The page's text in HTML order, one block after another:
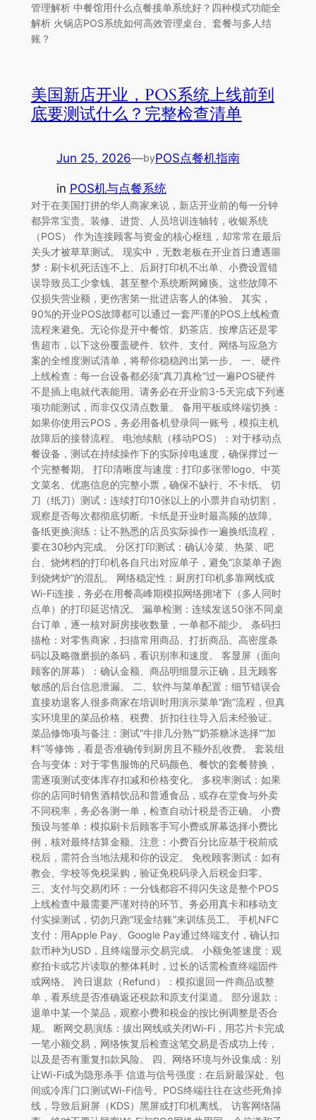
管理解析 中餐馆用什么点餐接单系统好？四种模式功能全
解析 火锅店POS系统如何高效管理桌台、套餐与多人结
账？
美国新店开业，POS系统上线前到
底要测试什么？完整检查清单
Jun 25, 2026—byPOS点餐机指南
in POS机与点餐系统
对于在美国打拼的华人商家来说，新店开业前的每一分钟
都异常宝贵。装修、进货、人员培训连轴转，收银系统
（POS） 作为连接顾客与资金的核心枢纽，却常常在最后
关头才被草草测试。 现实中，无数老板在开业首日遭遇噩
梦：刷卡机死活连不上、后厨打印机不出单、小费设置错
误导致员工少拿钱、甚至整个系统断网瘫痪。这些故障不
仅损失营业额，更伤害第一批进店客人的体验。 其实，
90%的开业POS故障都可以通过一套严谨的POS上线检查
流程来避免。无论你是开中餐馆、奶茶店、按摩店还是零
售超市，以下这份覆盖硬件、软件、支付、网络与应急方
案的全维度测试清单，将帮你稳稳跨出第一步。 一、硬件
上线检查：每一台设备都必须“真刀真枪”过一遍POS硬件
不是插上电就代表能用。请务必在开业前3-5天完成下列逐
项功能测试，而非仅仅清点数量。 备用平板或终端切换：
如果你使用云POS，务必用备机登录同一账号，模拟主机
故障后的接替流程。 电池续航（移动POS）：对于移动点
餐设备，测试在持续操作下的实际掉电速度，确保撑过一
个完整餐期。 打印清晰度与速度：打印多张带logo、中英
文菜名、优惠信息的完整小票，确保不缺行、不卡纸。 切
刀（纸刀）测试：连续打印10张以上的小票并自动切割，
观察是否每次都彻底切断。卡纸是开业时最高频的故障。
备纸更换演练：让不熟悉的店员实际操作一遍换纸流程，
要在30秒内完成。 分区打印测试：确认冷菜、热菜、吧
台、烧烤档的打印机各自只出对应单子，避免“凉菜单子跑
到烧烤炉”的混乱。 网络稳定性：厨房打印机多靠网线或
Wi-Fi连接，务必在用餐高峰期模拟网络拥堵下（多人同时
点单）的打印延迟情况。 漏单检测：连续发送50张不同桌
台订单，逐一核对厨房接收数量，一单都不能少。 条码扫
描枪：对零售商家，扫描常用商品、打折商品、高密度条
码以及略微磨损的条码，看识别率和速度。 客显屏（面向
顾客的屏幕）：确认金额、商品明细显示正确，且无顾客
敏感的后台信息泄漏。 二、软件与菜单配置：细节错误会
直接劝退客人很多商家在培训时用演示菜单“跑”流程，但真
实环境里的菜品价格、税费、折扣往往导入后未经验证。
菜品修饰项与备注：测试“牛排几分熟”“奶茶糖冰选择”“加
料”等修饰，看是否准确传到厨房且不额外乱收费。 套装组
合与变体：对于零售服饰的尺码颜色、餐饮的套餐替换，
需逐项测试变体库存扣减和价格变化。 多税率测试：如果
你的店同时销售酒精饮品和普通食品，或存在堂食与外卖
不同税率，务必各测一单，检查自动计税是否正确。 小费
预设与签单：模拟刷卡后顾客手写小费或屏幕选择小费比
例，核对最终结算金额。注意：小费百分比应基于税前或
税后，需符合当地法规和你的设定。 免稅顾客测试：如有
教会、学校等免税采购，验证免税码录入后税金归零。
三、支付与交易闭环：一分钱都容不得闪失这是整个POS
上线检查中最需要严谨对待的环节。务必用真卡和移动支
付实操测试，切勿只跑“现金结账”来训练员工。 手机NFC
支付：用Apple Pay、Google Pay通过终端支付，确认扣
款币种为USD，且终端显示交易完成。 小额免签速度：观
察拍卡或芯片读取的整体耗时，过长的话需检查终端固件
或网络。 跨日退款（Refund）：模拟退回一件商品或整
单，看系统是否准确返还税款和原支付渠道。 部分退款：
退单中某一个菜品，观察小费和税金的按比例调整是否合
规。 断网交易演练：拔出网线或关闭Wi-Fi，用芯片卡完成
一笔小额交易，网络恢复后检查这笔交易是否成功上传，
以及是否有重复扣款风险。 四、网络环境与外设集成：别
让Wi-Fi成为隐形杀手 信道与信号强度：在后厨最深处、包
间或冷库门口测试Wi-Fi信号。POS终端往往在这些死角掉
线，导致后厨屏（KDS）黑屏或打印机离线。 访客网络隔